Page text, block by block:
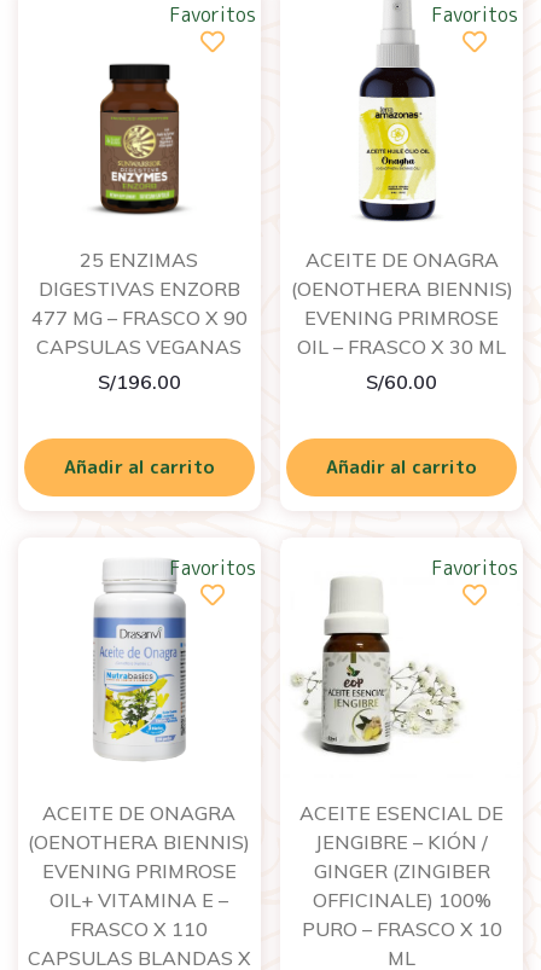
25 ENZIMAS
DIGESTIVAS ENZORB
477 MG – FRASCO X 90
CAPSULAS VEGANAS
S/196.00
Añadir al carrito
Favoritos
ACEITE DE ONAGRA
(OENOTHERA BIENNIS)
EVENING PRIMROSE
OIL – FRASCO X 30 ML
S/60.00
Añadir al carrito
Favoritos
ACEITE DE ONAGRA
(OENOTHERA BIENNIS)
EVENING PRIMROSE
OIL+ VITAMINA E –
FRASCO X 110
CAPSULAS BLANDAS X
Favoritos
ACEITE ESENCIAL DE
JENGIBRE – KIÓN /
GINGER (ZINGIBER
OFFICINALE) 100%
PURO – FRASCO X 10
ML
Favoritos